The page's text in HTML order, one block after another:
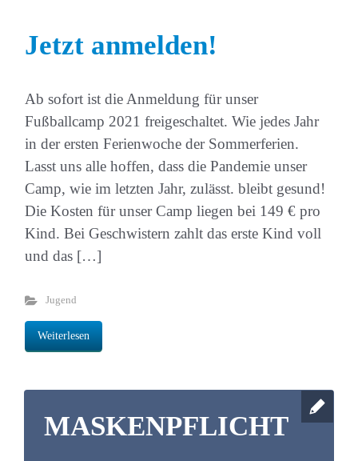
Jetzt anmelden!
Ab sofort ist die Anmeldung für unser
Fußballcamp 2021 freigeschaltet. Wie jedes Jahr
in der ersten Ferienwoche der Sommerferien.
Lasst uns alle hoffen, dass die Pandemie unser
Camp, wie im letzten Jahr, zulässt. bleibt gesund!
Die Kosten für unser Camp liegen bei 149 € pro
Kind. Bei Geschwistern zahlt das erste Kind voll
und das […]
Jugend
Weiterlesen
MASKENPFLICHT